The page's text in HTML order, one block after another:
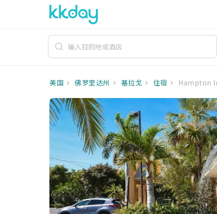
美国 佛罗里达州 基拉戈 住宿 Hampton